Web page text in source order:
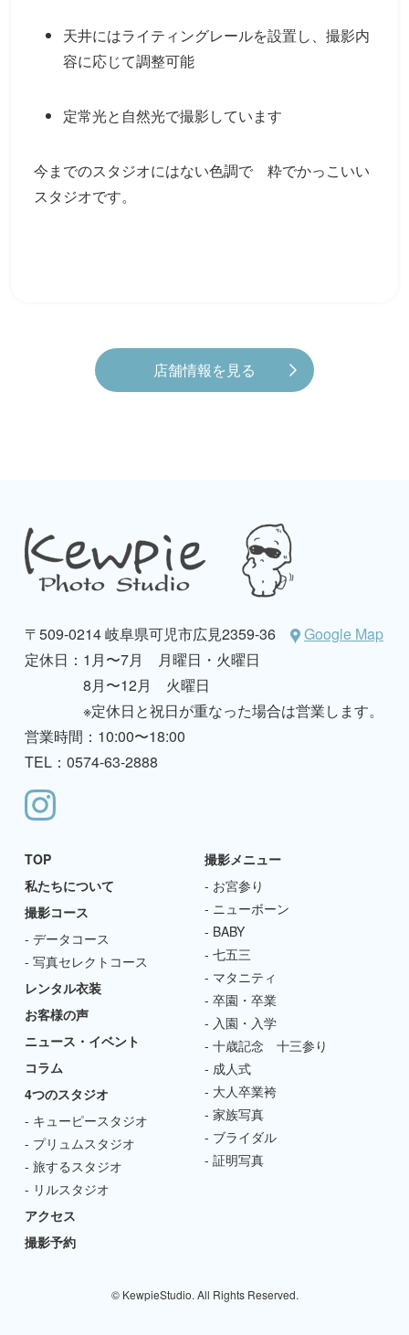
天井にはライティングレールを設置し、撮影内
容に応じて調整可能
定常光と自然光で撮影しています
今までのスタジオにはない色調で 粋でかっこいい
スタジオです。
店舗情報を見る
〒509-0214 岐阜県可児市広見2359-36
Google Map
定休日： 1月〜7月 月曜日・火曜日
8月〜12月 火曜日
※定休日と祝日が重なった場合は営業します。
営業時間：10:00〜18:00
TEL：0574-63-2888
TOP
私たちについて
撮影コース
データコース
写真セレクトコース
レンタル衣装
お客様の声
ニュース・イベント
コラム
4つのスタジオ
キューピースタジオ
プリュムスタジオ
旅するスタジオ
リルスタジオ
アクセス
撮影予約
撮影メニュー
お宮参り
ニューボーン
BABY
七五三
マタニティ
卒園・卒業
入園・入学
十歳記念 十三参り
成人式
大人卒業袴
家族写真
ブライダル
証明写真
© KewpieStudio. All Rights Reserved.